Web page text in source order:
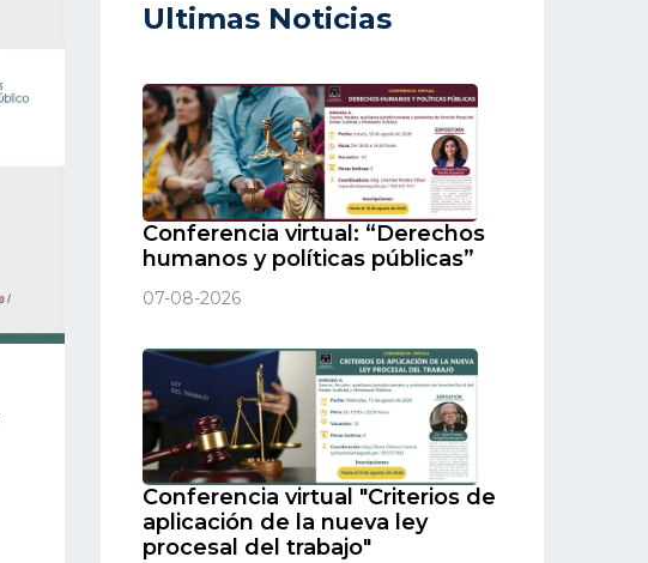
Ultimas Noticias
Conferencia virtual: “Derechos
humanos y políticas públicas”
07-08-2026
Conferencia virtual "Criterios de
aplicación de la nueva ley
procesal del trabajo"